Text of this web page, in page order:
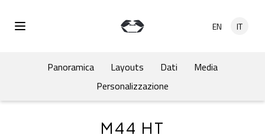
Open Menu
EN IT
Panoramica Layouts Dati
Media
Personalizzazione
M44 HT